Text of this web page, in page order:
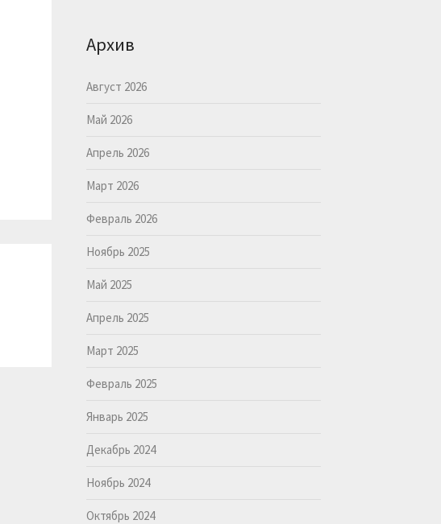
Архив
Август 2026
Май 2026
Апрель 2026
Март 2026
Февраль 2026
Ноябрь 2025
Май 2025
Апрель 2025
Март 2025
Февраль 2025
Январь 2025
Декабрь 2024
Ноябрь 2024
Октябрь 2024